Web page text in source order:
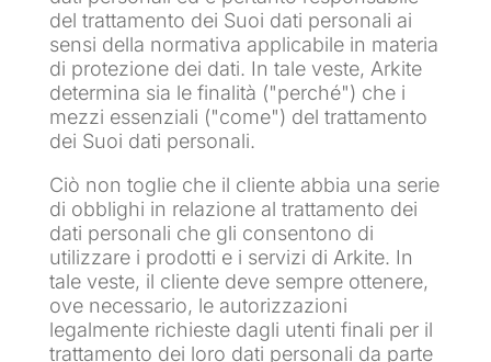
del trattamento dei Suoi dati personali ai
sensi della normativa applicabile in materia
di protezione dei dati. In tale veste, Arkite
determina sia le finalità ("perché") che i
mezzi essenziali ("come") del trattamento
dei Suoi dati personali.
Ciò non toglie che il cliente abbia una serie
di obblighi in relazione al trattamento dei
dati personali che gli consentono di
utilizzare i prodotti e i servizi di Arkite. In
tale veste, il cliente deve sempre ottenere,
ove necessario, le autorizzazioni
legalmente richieste dagli utenti finali per il
trattamento dei loro dati personali da parte